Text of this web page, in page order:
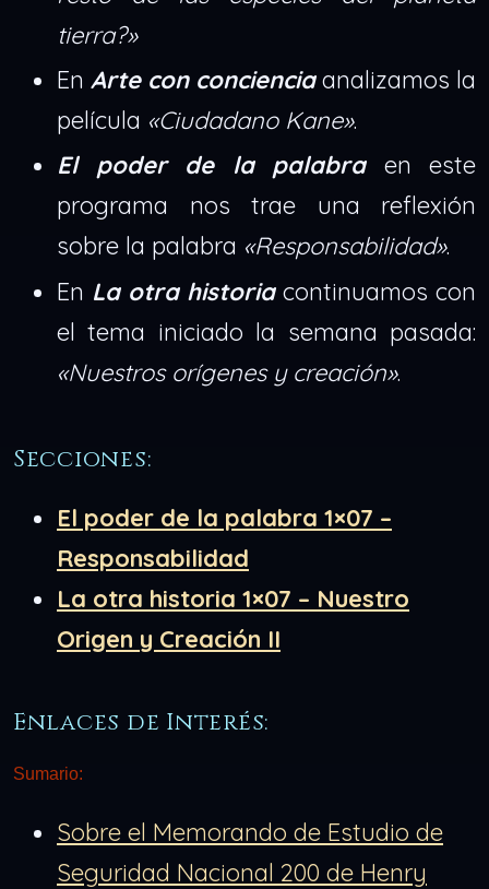
tierra?»
En Arte con concienciaanalizamos la
película «Ciudadano Kane».
El poder de la palabraen este
programa nos trae una reflexión
sobre la palabra «Responsabilidad».
En La otra historiacontinuamos con
el tema iniciado la semana pasada:
«Nuestros orígenes y creación».
Secciones:
El poder de la palabra 1×07 –
Responsabilidad
La otra historia 1×07 – Nuestro
Origen y Creación II
Enlaces de Interés:
Sumario:
Sobre el Memorando de Estudio de
Seguridad Nacional 200 de Henry